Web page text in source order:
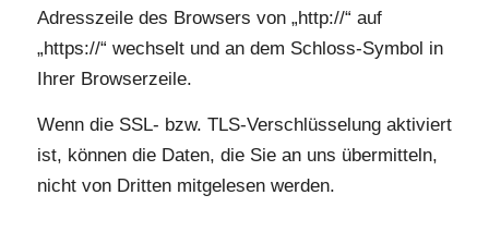
Adresszeile des Browsers von „http://“ auf
„https://“ wechselt und an dem Schloss-Symbol in
Ihrer Browserzeile.
Wenn die SSL- bzw. TLS-Verschlüsselung aktiviert
ist, können die Daten, die Sie an uns übermitteln,
nicht von Dritten mitgelesen werden.